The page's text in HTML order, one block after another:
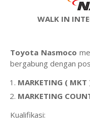
WALK IN
Toyota Nasmoco
bergabung dengan
MARKETING ( MKT
MARKETING
Kualifikasi: